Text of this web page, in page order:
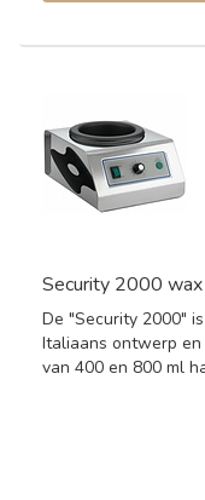
Security 2000
De "Security 2000"
Italiaans ontwerp
van 400 en 800 ml